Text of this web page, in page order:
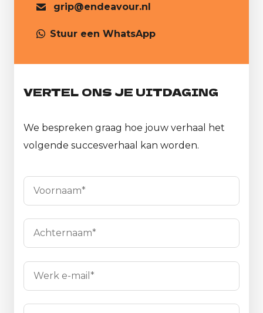
grip@endeavour.nl
Stuur een WhatsApp
VERTEL ONS JE UITDAGING
We bespreken graag hoe jouw verhaal het
volgende succesverhaal kan worden.